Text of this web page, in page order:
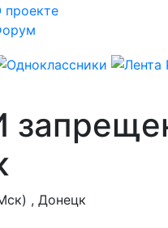
проекте
, Донецк